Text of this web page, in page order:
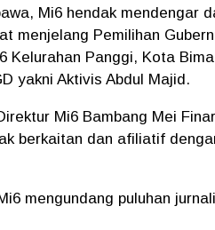
Mi6 hendak mendengar
menjelang Pemilihan
Kelurahan Panggi, Kota
yakni Aktivis Abdul Majid.
Mi6 Bambang Mei
berkaitan dan afiliatif
mengundang puluhan